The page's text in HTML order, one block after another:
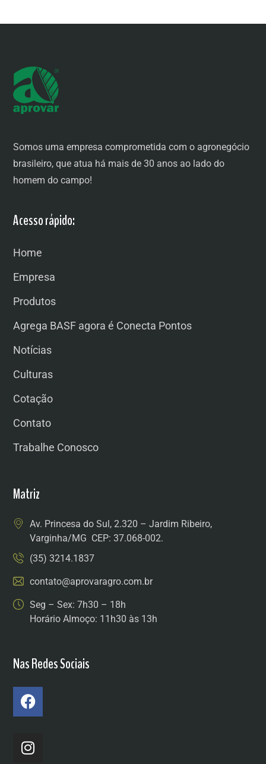
Somos uma empresa comprometida com o agronegócio
brasileiro, que atua há mais de 30 anos ao lado do
homem do campo!
Acesso rápido:
Home
Empresa
Produtos
Agrega BASF agora é Conecta Pontos
Notícias
Culturas
Cotação
Contato
Trabalhe Conosco
Matriz
Av. Princesa do Sul, 2.320 – Jardim Ribeiro,
Varginha/MG CEP: 37.068-002.
(35) 3214.1837
contato@aprovaragro.com.br
Seg – Sex: 7h30 – 18h
Horário Almoço: 11h30 às 13h
Nas Redes Sociais